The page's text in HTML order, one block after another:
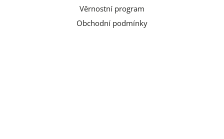
Věrnostní program
Obchodní podmínky